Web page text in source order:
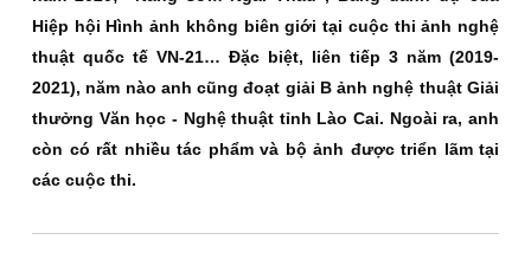
Hiệp hội Hình ảnh không biên giới tại cuộc thi ảnh nghệ
thuật quốc tế VN-21… Đặc biệt, liên tiếp 3 năm (2019-
2021), năm nào anh cũng đoạt giải B ảnh nghệ thuật Giải
thưởng Văn học - Nghệ thuật tỉnh Lào Cai. Ngoài ra, anh
còn có rất nhiều tác phẩm và bộ ảnh được triển lãm tại
các cuộc thi.